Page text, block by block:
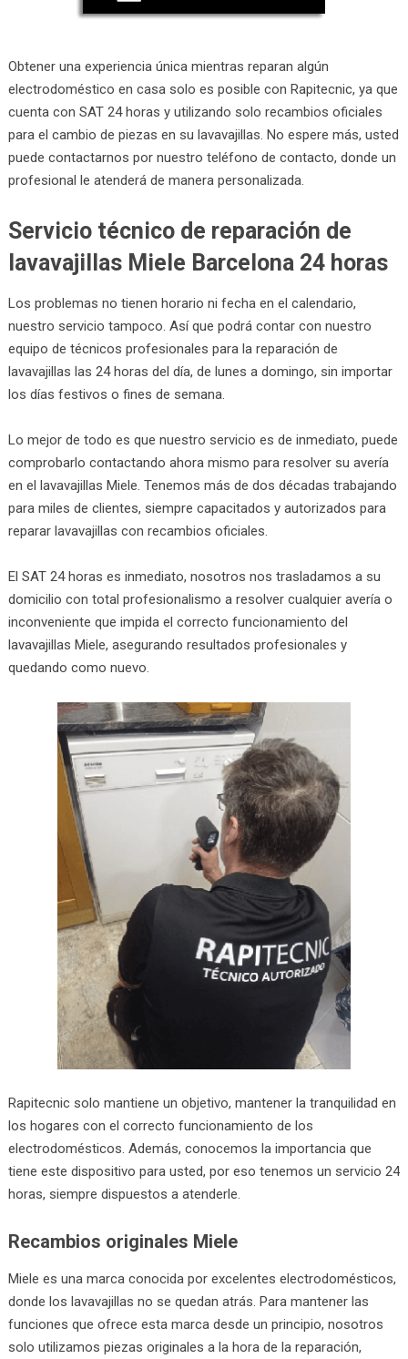
Obtener una experiencia única mientras reparan algún
electrodoméstico en casa solo es posible con Rapitecnic, ya que
cuenta con SAT 24 horas y utilizando solo recambios oficiales
para el cambio de piezas en su lavavajillas. No espere más, usted
puede contactarnos por nuestro teléfono de contacto, donde un
profesional le atenderá de manera personalizada.
Servicio técnico de reparación de
lavavajillas Miele Barcelona 24 horas
Los problemas no tienen horario ni fecha en el calendario,
nuestro servicio tampoco. Así que podrá contar con nuestro
equipo de técnicos profesionales para la reparación de
lavavajillas las 24 horas del día, de lunes a domingo, sin importar
los días festivos o fines de semana.
Lo mejor de todo es que nuestro servicio es de inmediato, puede
comprobarlo contactando ahora mismo para resolver su avería
en el lavavajillas Miele. Tenemos más de dos décadas trabajando
para miles de clientes, siempre capacitados y autorizados para
reparar lavavajillas con recambios oficiales.
El SAT 24 horas es inmediato, nosotros nos trasladamos a su
domicilio con total profesionalismo a resolver cualquier avería o
inconveniente que impida el correcto funcionamiento del
lavavajillas Miele, asegurando resultados profesionales y
quedando como nuevo.
Rapitecnic solo mantiene un objetivo, mantener la tranquilidad en
los hogares con el correcto funcionamiento de los
electrodomésticos. Además, conocemos la importancia que
tiene este dispositivo para usted, por eso tenemos un servicio 24
horas, siempre dispuestos a atenderle.
Recambios originales Miele
Miele es una marca conocida por excelentes electrodomésticos,
donde los lavavajillas no se quedan atrás. Para mantener las
funciones que ofrece esta marca desde un principio, nosotros
solo utilizamos piezas originales a la hora de la reparación,